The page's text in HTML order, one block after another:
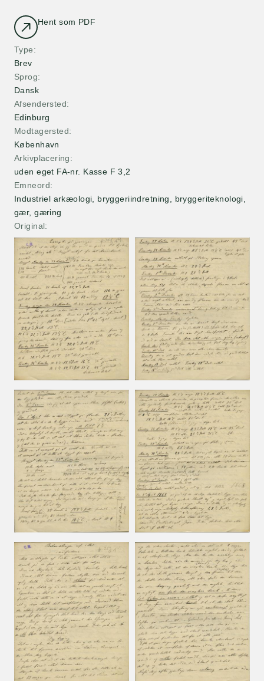
Hent som PDF
Type
Brev
Sprog
Dansk
Afsendersted
Edinburg
Modtagersted
København
Arkivplacering
uden eget FA-nr. Kasse F 3,2
Emneord
Industriel arkæologi, bryggeriindretning, bryggeriteknologi,
gær, gæring
Original